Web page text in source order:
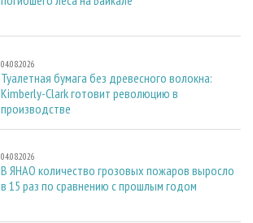
04.08.2026
Туалетная бумага без древесного волокна:
Kimberly-Clark готовит революцию в
производстве
04.08.2026
В ЯНАО количество грозовых пожаров выросло
в 15 раз по сравнению с прошлым годом